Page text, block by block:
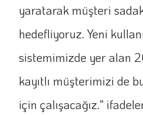
yaratarak müşteri
hedefliyoruz. Yeni
sistemimizde yer alan
kayıtlı müşterimizi de
için çalışacağız."